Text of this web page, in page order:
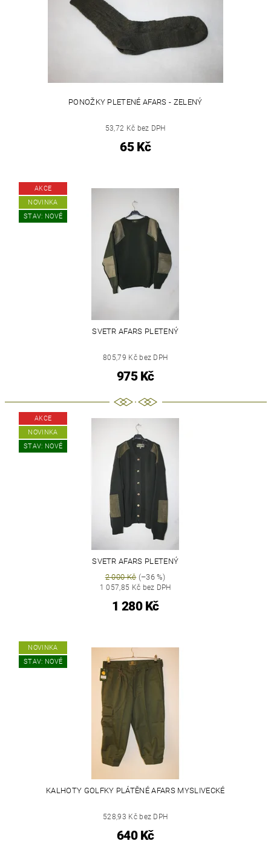
PONOŽKY PLETENÉ AFARS - ZELENÝ
53,72 Kč bez DPH
65 Kč
AKCE
NOVINKA
STAV: NOVÉ
SVETR AFARS PLETENÝ
805,79 Kč bez DPH
975 Kč
AKCE
NOVINKA
STAV: NOVÉ
SVETR AFARS PLETENÝ
2 000 Kč(–36 %)
1 057,85 Kč bez DPH
1 280 Kč
NOVINKA
STAV: NOVÉ
KALHOTY GOLFKY PLÁTĚNÉ AFARS MYSLIVECKÉ
528,93 Kč bez DPH
640 Kč